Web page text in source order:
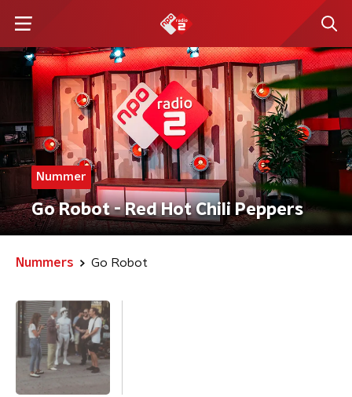
Nummer
Go Robot - Red Hot Chili Peppers
Nummers Go Robot